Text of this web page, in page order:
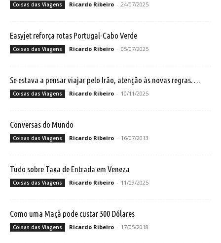
Coisas das Viagens Ricardo Ribeiro - 24/07/2025
Easyjet reforça rotas Portugal-Cabo Verde
Coisas das Viagens Ricardo Ribeiro - 05/07/2025
Se estava a pensar viajar pelo Irão, atenção às novas regras….
Coisas das Viagens Ricardo Ribeiro - 10/11/2025
Conversas do Mundo
Coisas das Viagens Ricardo Ribeiro - 16/07/2013
Tudo sobre Taxa de Entrada em Veneza
Coisas das Viagens Ricardo Ribeiro - 11/09/2025
Como uma Maçã pode custar 500 Dólares
Coisas das Viagens Ricardo Ribeiro - 17/05/2018